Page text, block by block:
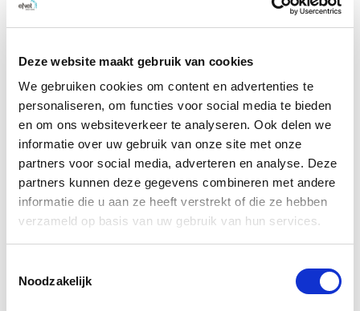
Deze website maakt gebruik van cookies
We gebruiken cookies om content en advertenties te
personaliseren, om functies voor social media te bieden
en om ons websiteverkeer te analyseren. Ook delen we
informatie over uw gebruik van onze site met onze
partners voor social media, adverteren en analyse. Deze
partners kunnen deze gegevens combineren met andere
informatie die u aan ze heeft verstrekt of die ze hebben
verzameld op basis van uw gebruik van hun services.
Noodzakelijk
Het touchscreen voor uw smart
home.
Met de bedienpanels JUNG Smart Control 7 en de Gira G1